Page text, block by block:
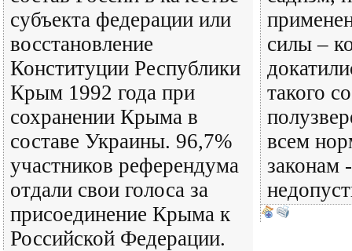
субъекта федерации или
восстановление
Конституции Республики
Крым 1992 года при
сохранении Крыма в
составе Украины. 96,7%
участников референдума
отдали свои голоса за
присоединение Крыма к
Российской Федерации.
силы –
такого
всем
законам